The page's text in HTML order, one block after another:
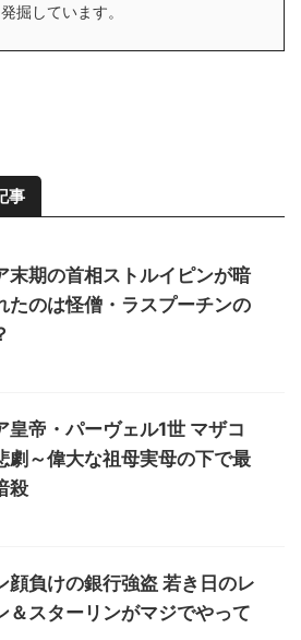
掘しています。
事
末期の首相ストルイピンが暗
たのは怪僧・ラスプーチンの
皇帝・パーヴェル1世 マザコ
劇～偉大な祖母実母の下で最
殺
顔負けの銀行強盗 若き日のレ
＆スターリンがマジでやって